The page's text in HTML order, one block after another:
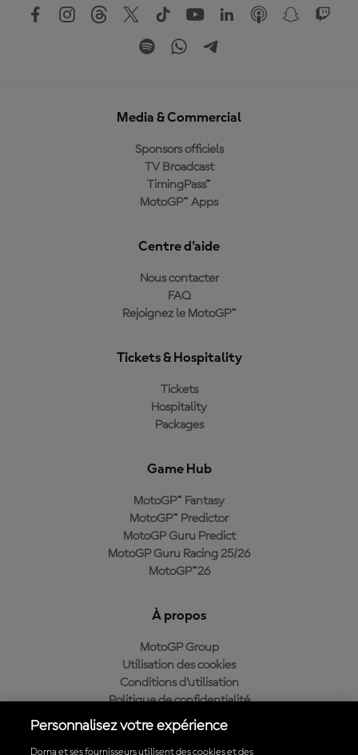
Media & Commercial
Sponsors officiels
TV Broadcast
TimingPass™
MotoGP™ Apps
Centre d'aide
Nous contacter
FAQ
Rejoignez le MotoGP™
Tickets & Hospitality
Tickets
Hospitality
Packages
Game Hub
MotoGP™ Fantasy
MotoGP™ Predictor
MotoGP Guru Predict
MotoGP Guru Racing 25/26
MotoGP™26
À propos
MotoGP Group
Utilisation des cookies
Conditions d'utilisation
Politique de confidentialité
Politique d’achat
Personnalisez votre expérience
Dorna et ses fournisseurs utilisent des cookies et des